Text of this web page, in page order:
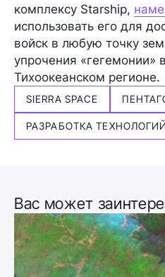
комплексу Starship,
использовать его для
войск в любую точку
упрочения «гегемонии»
Тихоокеанском регионе.
SIERRA SPACE
РАЗРАБОТКА ТЕХНОЛОГИЙ
Вас может